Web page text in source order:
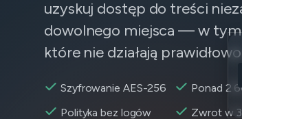
uzyskuj dostęp do treści niezawodnie z
dowolnego miejsca — w tym do usług,
które nie działają prawidłowo.
Szyfrowanie AES-256
Ponad 2 600+
Polityka bez logów
Zwrot w 30 dni